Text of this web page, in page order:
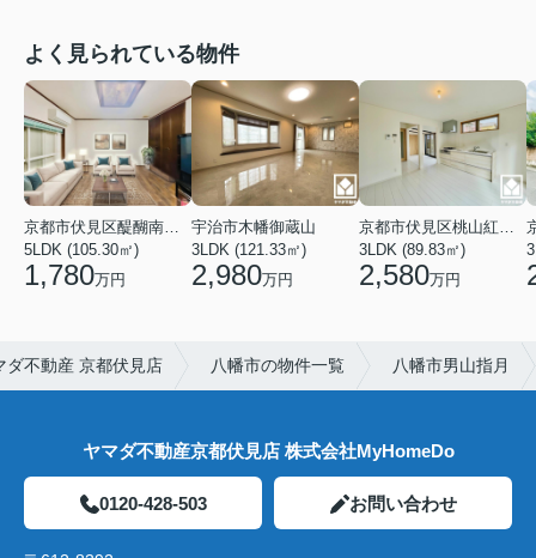
よく見られている物件
5LDK (105.30㎡)
1,780万円
宇治市木幡御蔵山
3LDK (121.33㎡)
2,980万円
3LDK (89.83㎡)
2,580万円
ダ不動産 京都伏見店 八幡市の物件一覧 八幡市男山指月
ヤマダ不動産京都伏見店 株式会社MyHomeDo
0120-428-503 お問い合わせ